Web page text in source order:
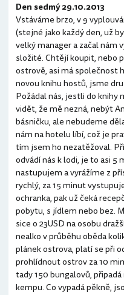
Den sedmý 29.10.2013
Vstáváme brzo, v 9
(stejné jako každý den, už
velký manager a začal nám
složité. Chtějí koupit, nebo
ostrově, asi má společnost
novou knihu hostů, jsme
Požádal nás, jestli do knihy
vidět, že mě nezná, nebýt
básničku, ale nebudeme
nám na hotelu líbí, což je
tím jsem ho nezatěžoval.
odvádí nás k lodi, je to asi
nastupujem a vyrážíme z
rychlý, za 15 minut
ochranka, pak už čeká
pobytu, s jídlem nebo bez.
sice o 23USD na osobu
nealko v průběhu oběda
plánek ostrova, platí se při
prohlídnout ostrov za 10
tady 150 bungalovů,
kempu. Co vypadá pěkně,